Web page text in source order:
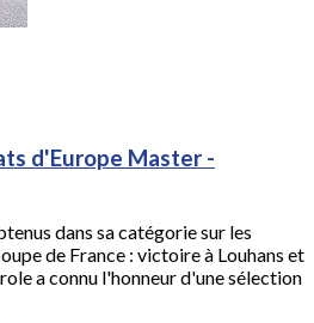
d'Europe Master -
dans sa catégorie sur les
de France : victoire à Louhans et
a connu l'honneur d'une sélection